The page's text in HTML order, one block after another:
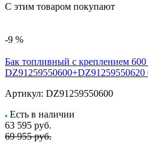
С этим товаром покупают
-9 %
Бак топливный с креплением
Артикул: DZ91259550600
Есть в наличии
63 595 руб.
69 955 руб.